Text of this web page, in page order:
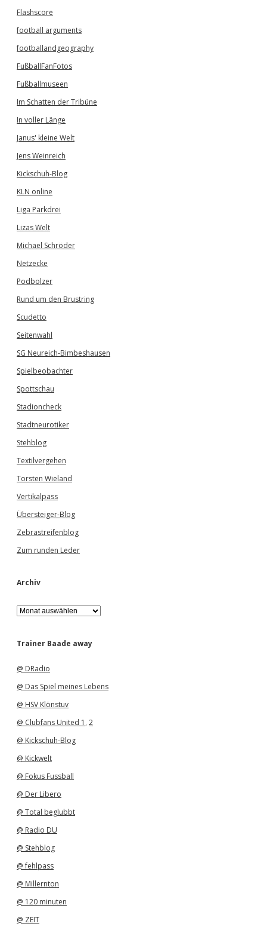
Flashscore
football arguments
footballandgeography
FußballFanFotos
Fußballmuseen
Im Schatten der Tribüne
In voller Länge
Janus' kleine Welt
Jens Weinreich
Kickschuh-Blog
KLN online
Liga Parkdrei
Lizas Welt
Michael Schröder
Netzecke
Podbolzer
Rund um den Brustring
Scudetto
Seitenwahl
SG Neureich-Bimbeshausen
Spielbeobachter
Spottschau
Stadioncheck
Stadtneurotiker
Stehblog
Textilvergehen
Torsten Wieland
Vertikalpass
Übersteiger-Blog
Zebrastreifenblog
Zum runden Leder
Archiv
A
r
h
Trainer Baade away
@ DRadio
@ Das Spiel meines Lebens
@ HSV Klönstuv
@ Clubfans United 1 , 2
@ Kickschuh-Blog
@ Kickwelt
@ Fokus Fussball
@ Der Libero
@ Total beglubbt
@ Radio DU
@ Stehblog
@ fehlpass
@ Millernton
@ 120 minuten
@ ZEIT